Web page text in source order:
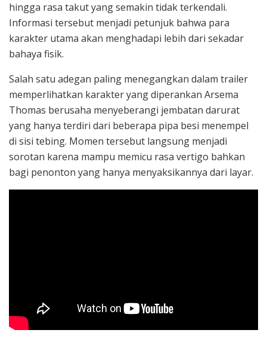
hingga rasa takut yang semakin tidak terkendali.
Informasi tersebut menjadi petunjuk bahwa para
karakter utama akan menghadapi lebih dari sekadar
bahaya fisik.
Salah satu adegan paling menegangkan dalam trailer
memperlihatkan karakter yang diperankan Arsema
Thomas berusaha menyeberangi jembatan darurat
yang hanya terdiri dari beberapa pipa besi menempel
di sisi tebing. Momen tersebut langsung menjadi
sorotan karena mampu memicu rasa vertigo bahkan
bagi penonton yang hanya menyaksikannya dari layar.